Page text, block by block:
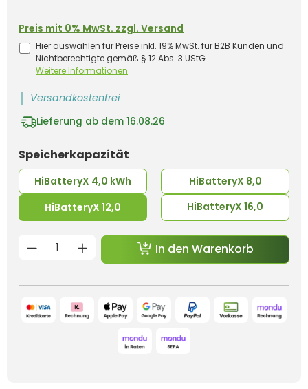
Preis mit 0% MwSt. zzgl. Versand
Hier auswählen für Preise inkl. 19% MwSt. für B2B Kunden und
Nichtberechtigte gemäß § 12 Abs. 3 UStG
Weitere Informationen
Versandkostenfrei
Lieferung ab dem 16.08.26
Speicherkapazität
HiBatteryX 4,0 kWh
HiBatteryX 8,0
HiBatteryX 12,0
HiBatteryX 16,0
Produkt Anzahl: Gib den
In den Warenkorb